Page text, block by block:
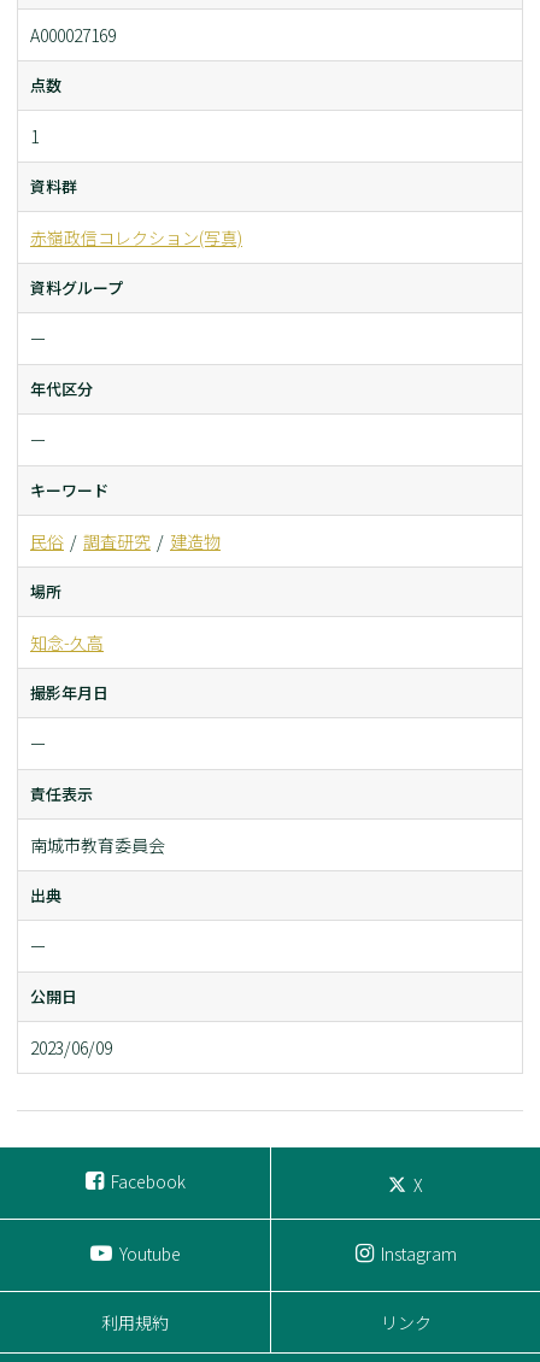
A000027169
点数
1
資料群
赤嶺政信コレクション(写真)
資料グループ
ー
年代区分
ー
キーワード
民俗 調査研究 建造物
場所
知念-久高
撮影年月日
ー
責任表示
南城市教育委員会
出典
ー
公開日
2023/06/09
Facebook X
Youtube Instagram
利用規約 リンク